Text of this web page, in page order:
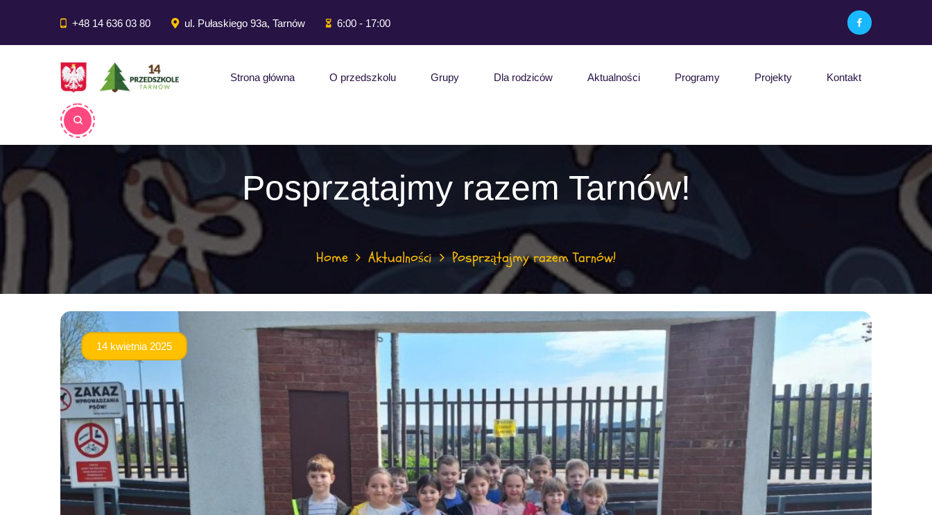
+48 14 636 03 80 ul. Pułaskiego 93a, Tarnów 6:00 - 17:00
Strona główna O przedszkolu Grupy Dla rodziców Aktualności Programy Projekty Kontakt
Posprzątajmy razem Tarnów!
Home Aktualności Posprzątajmy razem Tarnów!
14 kwietnia 2025